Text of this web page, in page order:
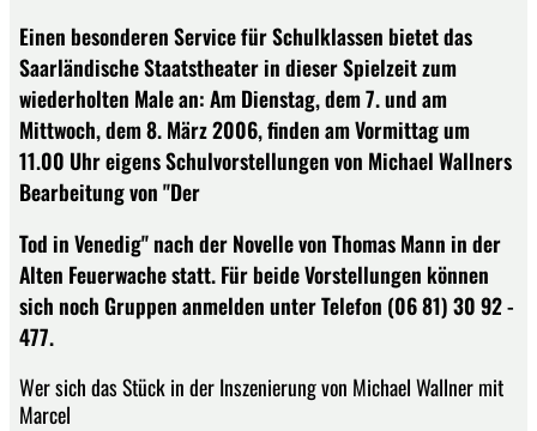
Einen besonderen Service für Schulklassen bietet das
Saarländische Staatstheater in dieser Spielzeit zum
wiederholten Male an: Am Dienstag, dem 7. und am
Mittwoch, dem 8. März 2006, finden am Vormittag um
11.00 Uhr eigens Schulvorstellungen von Michael Wallners
Bearbeitung von "Der
Tod in Venedig" nach der Novelle von Thomas Mann in der
Alten Feuerwache statt. Für beide Vorstellungen können
sich noch Gruppen anmelden unter Telefon (06 81) 30 92 -
477.
Wer sich das Stück in der Inszenierung von Michael Wallner mit
Marcel